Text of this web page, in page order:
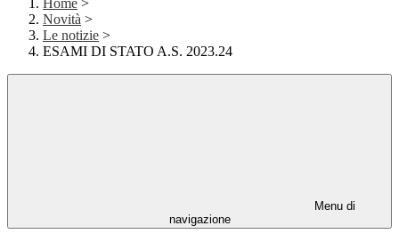
Home >
Novità >
Le notizie >
ESAMI DI STATO A.S. 2023.24
Menu di
navigazione